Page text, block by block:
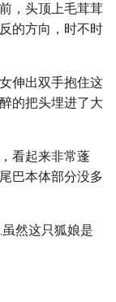
，头顶上毛茸茸
的方向，时不时
伸出双手抱住这
的把头埋进了大
看起来非常蓬
巴本体部分没多
然这只狐娘是